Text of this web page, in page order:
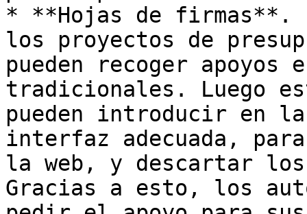
* **Hojas de firmas**.
los proyectos de
pueden recoger apoyos
tradicionales. Luego
pueden introducir en
interfaz adecuada,
la web, y descartar
Gracias a esto, los